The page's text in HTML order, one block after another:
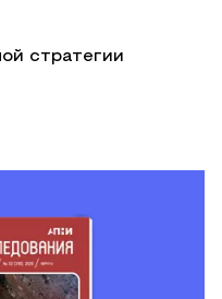
стратегии